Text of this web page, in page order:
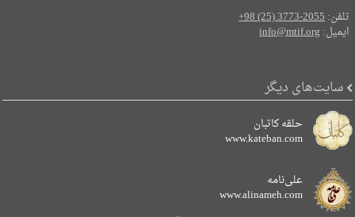
تلفن:+98 (25) 3773-2055
ایمیل:info@mtif.org
سایت‌های دیگر
حلقه کاتبان
www.kateban.com
علی‌نامه
www.alinameh.com